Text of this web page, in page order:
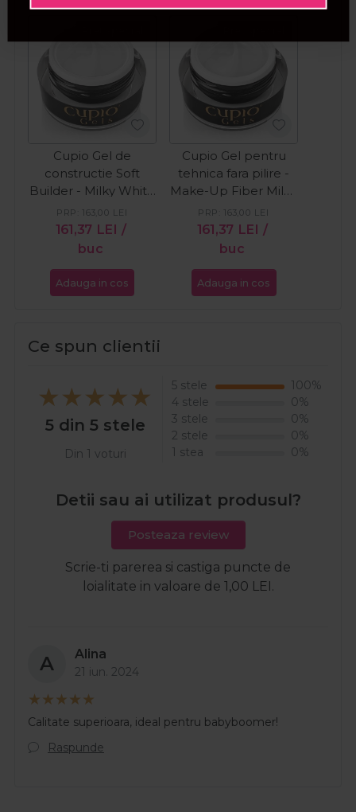
Cupio Gel de
constructie Soft
Builder - Milky White
50ml
161,37 LEI /
buc
PRP: 163,00 LEI
Adauga in cos
Cupio Gel pentru
tehnica fara pilire -
Make-Up Fiber Milky
White 50ml
161,37 LEI /
buc
PRP: 163,00 LEI
Adauga in cos
Ce spun clientii
5 din 5 stele
Din 1 voturi
5 stele
100%
4 stele
0%
3 stele
0%
2 stele
0%
1 stea
0%
Detii sau ai utilizat produsul?
Posteaza review
Scrie-ti parerea si castiga puncte de
loialitate in valoare de 1,00 LEI.
A Alina
21 iun. 2024
Calitate superioara, ideal pentru babyboomer!
Raspunde